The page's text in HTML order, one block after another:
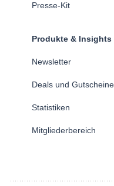
Presse-Kit
Produkte & Insights
Newsletter
Deals und Gutscheine
Statistiken
Mitgliederbereich